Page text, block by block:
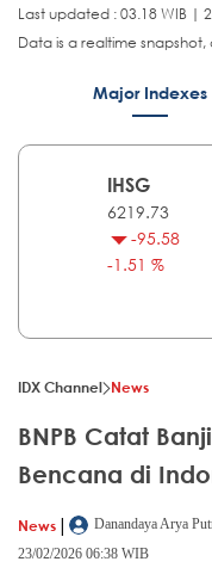
Last updated : 03.18 WIB |
Data is a realtime
Major Indexes
IHSG
6219.73
-95.58
-1.51 %
IDX Channel News
BNPB Catat
Bencana di
News |
Danandaya Arya
23/02/2026 06:38 WIB